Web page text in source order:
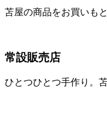
苫屋の商品をお買いも
常設販売店
ひとつひとつ手作り。